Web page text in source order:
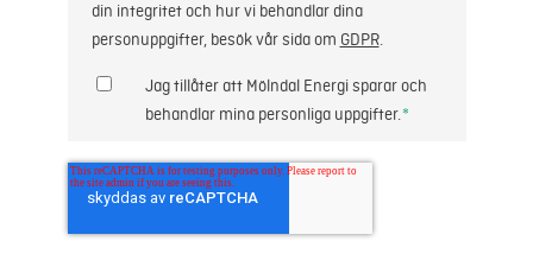
Jag tillåter att Mölndal Energi sparar och
behandlar mina personliga uppgifter.*
din integritet och hur vi behandlar dina
personuppgifter, besök vår sida om GDPR.